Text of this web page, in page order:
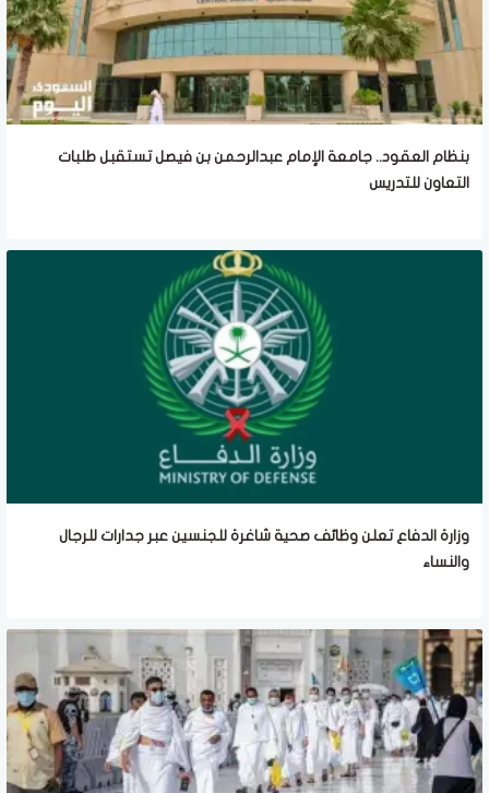
بنظام العقود.. جامعة الإمام عبدالرحمن بن فيصل تستقبل طلبات
التعاون للتدريس
وزارة الدفاع تعلن وظائف صحية شاغرة للجنسين عبر جدارات للرجال
والنساء